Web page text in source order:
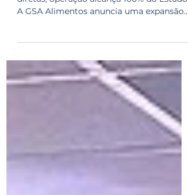
no mercado de Mato
diretas, operação alcança 100% do Estado
A GSA Alimentos anuncia uma expansão
estratégica no...